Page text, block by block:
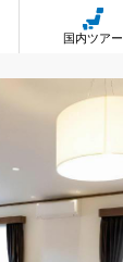
国内ツアー